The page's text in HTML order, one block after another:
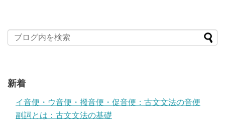
新着
イ音便・ウ音便・撥音便・促音便：古文文法の音便
副詞とは：古文文法の基礎